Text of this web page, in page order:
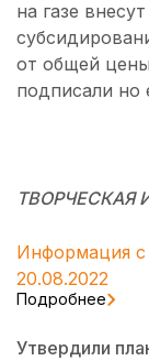
на газе
от общей
подписали но
ТВОРЧЕСКАЯ
Информация с
20.08.2022
Подробнее
Утвердили